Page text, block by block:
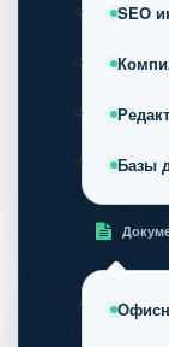
SEO
Базы